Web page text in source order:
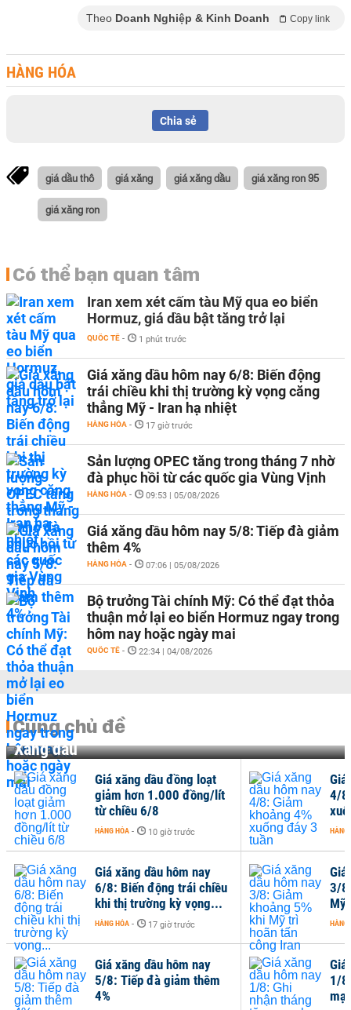
Theo Doanh Nghiệp & Kinh Doanh Copy link
HÀNG HÓA
Chia sẻ
giá dầu thô giá xăng giá xăng dầu giá xăng ron 95
giá xăng ron
Có thể bạn quan tâm
Iran xem xét cấm tàu Mỹ qua eo biển
Hormuz, giá dầu bật tăng trở lại
QUỐC TẾ - 1 phút trước
Giá xăng dầu hôm nay 6/8: Biến động
trái chiều khi thị trường kỳ vọng căng
thẳng Mỹ - Iran hạ nhiệt
HÀNG HÓA - 17 giờ trước
Sản lượng OPEC tăng trong tháng 7 nhờ
đà phục hồi từ các quốc gia Vùng Vịnh
HÀNG HÓA - 09:53 | 05/08/2026
Giá xăng dầu hôm nay 5/8: Tiếp đà giảm
thêm 4%
HÀNG HÓA - 07:06 | 05/08/2026
Bộ trưởng Tài chính Mỹ: Có thể đạt thỏa
thuận mở lại eo biển Hormuz ngay trong
hôm nay hoặc ngày mai
QUỐC TẾ - 22:34 | 04/08/2026
Cùng chủ đề
Xăng dầu
Giá xăng dầu đồng loạt
giảm hơn 1.000 đồng/lít
từ chiều 6/8
HÀNG HÓA - 10 giờ trước
Giá xăng dầu hôm nay
6/8: Biến động trái chiều
khi thị trường kỳ vọng...
HÀNG HÓA - 17 giờ trước
Giá xăng dầu hôm nay
5/8: Tiếp đà giảm thêm
4%
Giá
4/
HÀNG
Giá
3/
Mỹ
HÀNG
Giá
1/